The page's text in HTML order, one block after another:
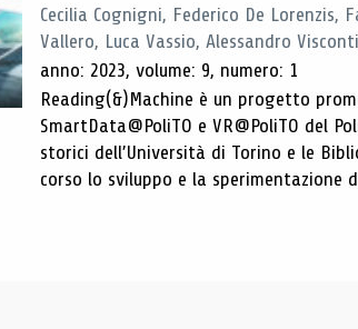
Cecilia Cognigni, Federico De Lorenzis,
Vallero, Luca Vassio, Alessandro
anno: 2023, volume: 9, numero: 1
Reading(&)Machine è un progetto
SmartData@PoliTO e VR@PoliTO del
storici dell’Università di Torino e le
corso lo sviluppo e la sperimentazione